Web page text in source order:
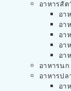
อาหารสัต
อา
อา
อา
อา
อา
อาหารนก
อาหารปล
อา